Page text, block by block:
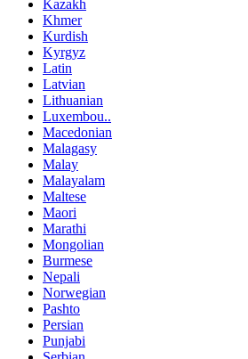
Kazakh
Khmer
Kurdish
Kyrgyz
Latin
Latvian
Lithuanian
Luxembou..
Macedonian
Malagasy
Malay
Malayalam
Maltese
Maori
Marathi
Mongolian
Burmese
Nepali
Norwegian
Pashto
Persian
Punjabi